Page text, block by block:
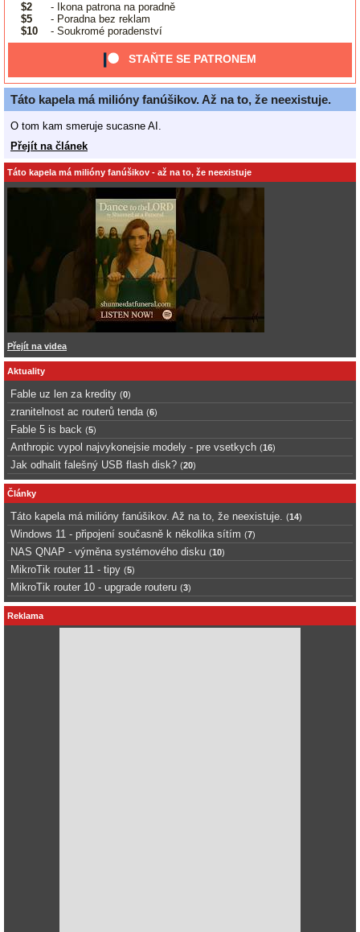
$2
- Ikona patrona na poradně
$5
- Poradna bez reklam
$10
- Soukromé poradenství
STAŇTE SE PATRONEM
Táto kapela má milióny fanúšikov. Až na to, že neexistuje.
O tom kam smeruje sucasne AI.
Přejít na článek
Táto kapela má milióny fanúšikov - až na to, že neexistuje
Přejít na videa
Aktuality
Fable uz len za kredity (0)
zranitelnost ac routerů tenda (6)
Fable 5 is back (5)
Anthropic vypol najvykonejsie modely - pre vsetkych (16)
Jak odhalit falešný USB flash disk? (20)
Články
Táto kapela má milióny fanúšikov. Až na to, že neexistuje. (14)
Windows 11 - připojení současně k několika sítím (7)
NAS QNAP - výměna systémového disku (10)
MikroTik router 11 - tipy (5)
MikroTik router 10 - upgrade routeru (3)
Reklama